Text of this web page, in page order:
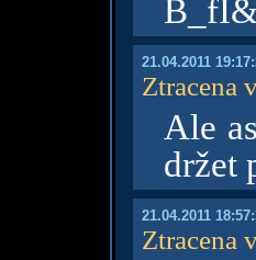
21.04.2011
Ztracena
Ale
držet
21.04.2011
Ztracena